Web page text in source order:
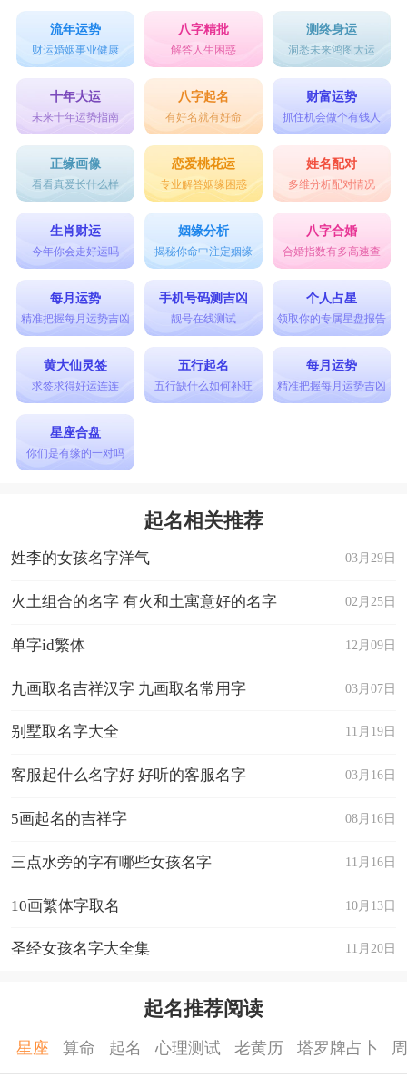
流年运势
财运婚姻事业健康
八字精批
解答人生困惑
测终身运
洞悉未来鸿图大运
十年大运
未来十年运势指南
八字起名
有好名就有好命
财富运势
抓住机会做个有钱人
正缘画像
看看真爱长什么样
恋爱桃花运
专业解答姻缘困惑
姓名配对
多维分析配对情况
生肖财运
今年你会走好运吗
姻缘分析
揭秘你命中注定姻缘
八字合婚
合婚指数有多高速查
每月运势
精准把握每月运势吉凶
手机号码测吉凶
靓号在线测试
个人占星
领取你的专属星盘报告
黄大仙灵签
求签求得好运连连
五行起名
五行缺什么如何补旺
每月运势
精准把握每月运势吉凶
星座合盘
你们是有缘的一对吗
起名相关推荐
03月29日
姓李的女孩名字洋气
02月25日
火土组合的名字 有火和土寓意好的名字
12月09日
单字id繁体
03月07日
九画取名吉祥汉字 九画取名常用字
11月19日
别墅取名字大全
03月16日
客服起什么名字好 好听的客服名字
08月16日
5画起名的吉祥字
11月16日
三点水旁的字有哪些女孩名字
10月13日
10画繁体字取名
11月20日
圣经女孩名字大全集
起名推荐阅读
星座 算命 起名 心理测试 老黄历 塔罗牌占卜